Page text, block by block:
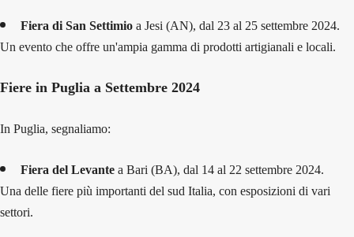
Fiera di San Settimio a Jesi (AN), dal 23 al 25 settembre 2024.
Un evento che offre un'ampia gamma di prodotti artigianali e locali.
Fiere in Puglia a Settembre 2024
In Puglia, segnaliamo:
Fiera del Levante a Bari (BA), dal 14 al 22 settembre 2024.
Una delle fiere più importanti del sud Italia, con esposizioni di vari
settori.